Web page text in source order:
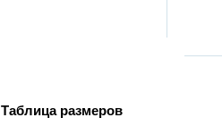
Таблица размеров